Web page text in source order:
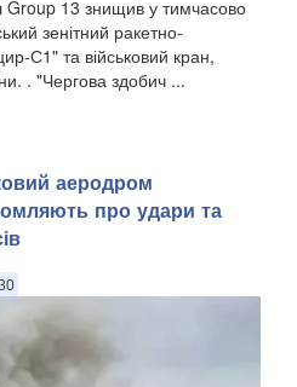
Group 13 знищив у тимчасово
зенітний ракетно-
С1" та військовий кран,
. "Чергова здобич ...
аеродром
про удари та